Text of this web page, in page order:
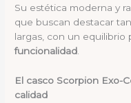
Su estética moderna y
que buscan destacar
largas, con un equilibrio
funcionalidad.
El casco Scorpion Exo-
calidad